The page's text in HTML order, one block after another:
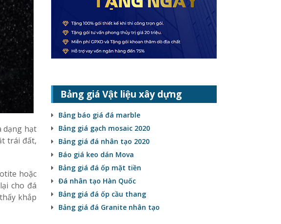
dạng hạt
trái đất,
hoặc
cho đá
khắp
Bảng giá Vật liệu xây dựng
Bảng báo giá đá marble
Bảng giá gạch mosaic 2020
Bảng giá đá nhân tạo 2020
Báo giá keo dán Mova
Bảng giá đá ốp mặt tiền
Đá nhân tạo Hàn Quốc
Bảng giá đá ốp cầu thang
Bảng giá đá Granite nhân tạo